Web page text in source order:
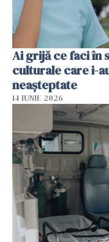
Ai grijă ce faci în
culturale care i-
neașteptate
14 IUNIE 2026